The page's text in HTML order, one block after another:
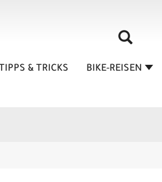
TIPPS & TRICKS BIKE-REISEN